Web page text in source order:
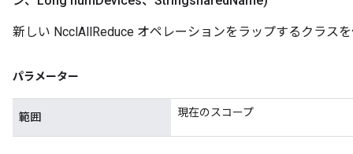
新しい NcclAllReduce オペレーションをラップするクラス
パラメーター
範囲 現在のスコープ